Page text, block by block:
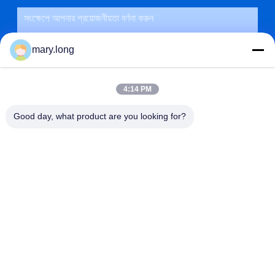
mary.long
4:14 PM
Good day, what product are you looking for?